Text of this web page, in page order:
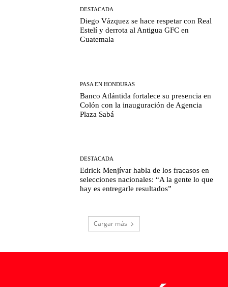
DESTACADA
Diego Vázquez se hace respetar con Real
Estelí y derrota al Antigua GFC en
Guatemala
PASA EN HONDURAS
Banco Atlántida fortalece su presencia en
Colón con la inauguración de Agencia
Plaza Sabá
DESTACADA
Edrick Menjívar habla de los fracasos en
selecciones nacionales: “A la gente lo que
hay es entregarle resultados”
Cargar más